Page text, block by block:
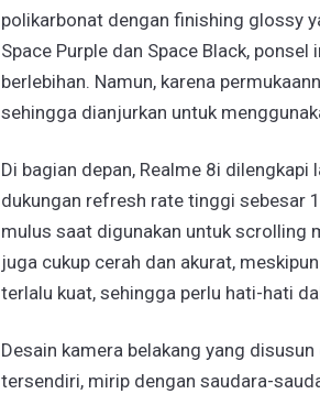
polikarbonat dengan finishing glossy
Space Purple dan Space Black,
berlebihan. Namun, karena
sehingga dianjurkan untuk
Di bagian depan, Realme 8i dilengkapi
dukungan refresh rate tinggi sebesar
mulus saat digunakan untuk scrolling
juga cukup cerah dan akurat,
terlalu kuat, sehingga perlu hati-hati
Desain kamera belakang yang
tersendiri, mirip dengan saudara-